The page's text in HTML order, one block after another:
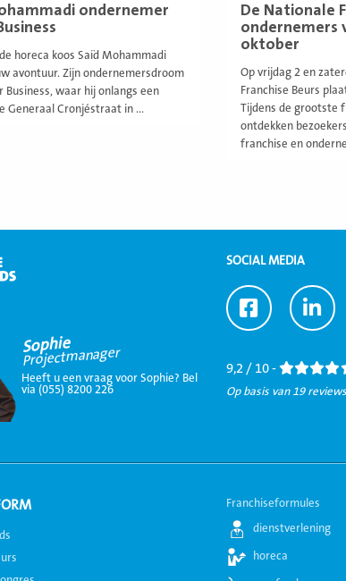
ondernemer
horeca koos Saïd Mohammadi
avontuur. Zijn ondernemersdroom
Business, waar hij onlangs een
Generaal Cronjéstraat in ...
De Nationale
ondernemers
oktober
Op vrijdag 2 en
Franchise Beurs
Tijdens de grootste
ontdekken
franchise en
Sophie
Projectmanager
Heeft u een vraag voor Sophie? Bel
via (055) 8200 226
SOCIAL MEDIA
Ga
naar
Ga
naar
9,2 / 10 -
Op basis van 19 reviews
Franchiseformules
dienstverlening
horeca